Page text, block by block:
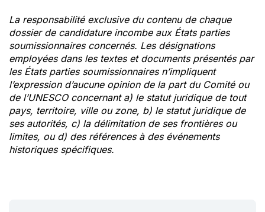
La responsabilité exclusive du contenu de chaque
dossier de candidature incombe aux États parties
soumissionnaires concernés. Les désignations
employées dans les textes et documents présentés par
les États parties soumissionnaires n’impliquent
l’expression d’aucune opinion de la part du Comité ou
de l’UNESCO concernant a) le statut juridique de tout
pays, territoire, ville ou zone, b) le statut juridique de
ses autorités, c) la délimitation de ses frontières ou
limites, ou d) des références à des événements
historiques spécifiques.